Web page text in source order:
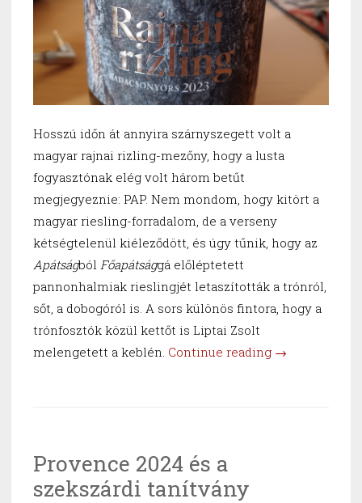
Hosszú időn át annyira szárnyszegett volt a
magyar rajnai rizling-mezőny, hogy a lusta
fogyasztónak elég volt három betűt
megjegyeznie: PAP. Nem mondom, hogy kitört a
magyar riesling-forradalom, de a verseny
kétségtelenül kiéleződött, és úgy tűnik, hogy az
Apátságból Főapátsággá előléptetett
pannonhalmiak rieslingjét letaszították a trónról,
sőt, a dobogóról is. A sors különös fintora, hogy a
trónfosztók közül kettőt is Liptai Zsolt
melengetett a keblén. Continue reading “Trónfosztás”
→
Provence 2024 és a
szekszárdi tanítvány